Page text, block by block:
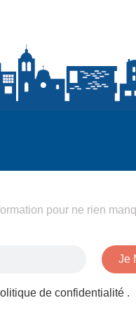
pour ne rien
de confidentialité .
Je